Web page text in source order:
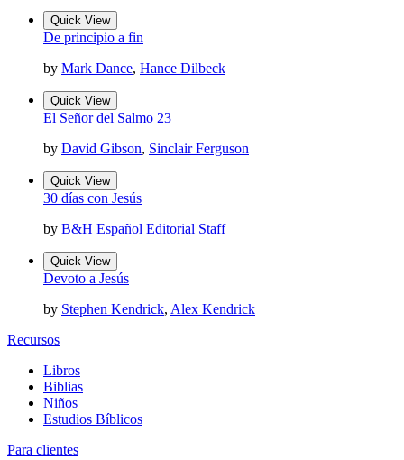
Quick View
De principio a fin
by Mark Dance, Hance Dilbeck
Quick View
El Señor del Salmo 23
by David Gibson, Sinclair Ferguson
Quick View
30 días con Jesús
by B&H Español Editorial Staff
Quick View
Devoto a Jesús
by Stephen Kendrick, Alex Kendrick
Recursos
Libros
Biblias
Niños
Estudios Bíblicos
Para clientes